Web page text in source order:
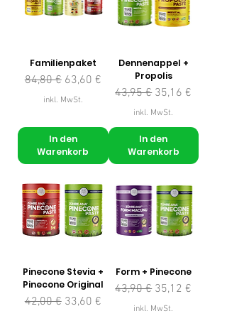
Familienpaket
Standardpreis
84,80 € Sale-Preis
63,60 €
inkl. MwSt.
In den
Warenkorb
Dennenappel +
Propolis
Standardpreis
43,95 € Sale-Preis
35,16 €
inkl. MwSt.
In den
Warenkorb
Pinecone Stevia +
Pinecone Original
Standardpreis
42,00 € Sale-Preis
33,60 €
Form + Pinecone
Standardpreis
43,90 € Sale-Preis
35,12 €
inkl. MwSt.